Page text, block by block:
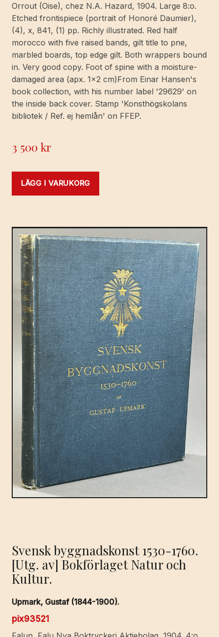
Orrout (Oise), chez N.A. Hazard, 1904. Large 8:o.
Etched frontispiece (portrait of Honoré Daumier),
(4), x, 841, (1) pp. Richly illustrated. Red half
morocco with five raised bands, gilt title to pne,
marbled boards, top edge gilt. Both wrappers bound
in. Very good copy. Foot of spine with a moisture-
damaged area (apx. 1x2 cm)From Einar Hansen's
book collection, with his number label '29629' on
the inside back cover. Stamp 'Konsthögskolans
bibliotek / Ref. ej hemlån' on FFEP.
3 500kr
LÄGG I VARUKORG
Svensk byggnadskonst 1530-1760.
[Utg. av] Bokförlaget Natur och
Kultur.
Upmark, Gustaf (1844-1900).
pix93521